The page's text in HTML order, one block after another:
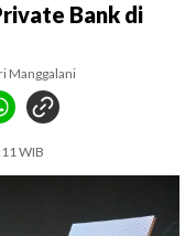
Bank di
Manggalani
WIB